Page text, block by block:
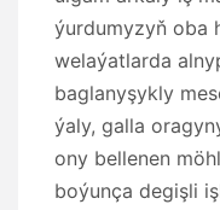
ýurdumyzyň oba
welaýatlarda
baglanyşykly
ýaly, galla
ony bellenen
boýunça degişli